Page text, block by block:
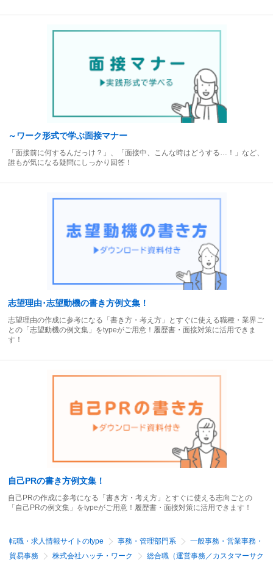
～ワーク形式で学ぶ面接マナー
「面接前に何するんだっけ？」、「面接中、こんな時はどうする…！」など、
誰もが気になる疑問にしっかり回答！
志望理由･志望動機の書き方例文集！
志望理由の作成に参考になる「書き方・考え方」とすぐに使える職種・業界ご
との「志望動機の例文集」をtypeがご用意！履歴書・面接対策に活用できま
す！
自己PRの書き方例文集！
自己PRの作成に参考になる「書き方・考え方」とすぐに使える志向ごとの
「自己PRの例文集」をtypeがご用意！履歴書・面接対策に活用できます！
転職・求人情報サイトのtype 事務・管理部門系
一般事務・営業事務・
貿易事務
株式会社ハッチ・ワーク 総合職（運営事務／カスタマーサク